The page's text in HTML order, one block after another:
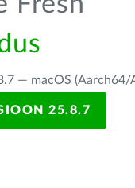
— macOS (Aarch64/
25.8.7